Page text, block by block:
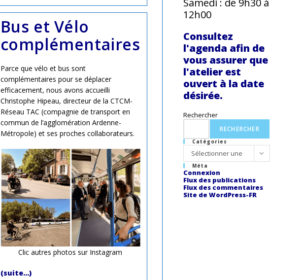
À
De
La
Violence
Routière
Bus et Vélo
complémentaires
Parce que vélo et bus sont
complémentaires pour se déplacer
efficacement, nous avons accueilli
Christophe Hipeau, directeur de la CTCM-
Réseau TAC (compagnie de transport en
commun de l’agglomération Ardenne-
Métropole) et ses proches collaborateurs.
Clic autres photos sur Instagram
(suite…)
Samedi : de 9h30 à
12h00
Consultez
l'agenda afin de
vous assurer que
l'atelier est
ouvert à la date
désirée.
Rechercher
RECHERCHER
Catégories
Catégories
Sélectionner une
catégorie
Méta
Connexion
Flux des publications
Flux des commentaires
Site de WordPress-FR